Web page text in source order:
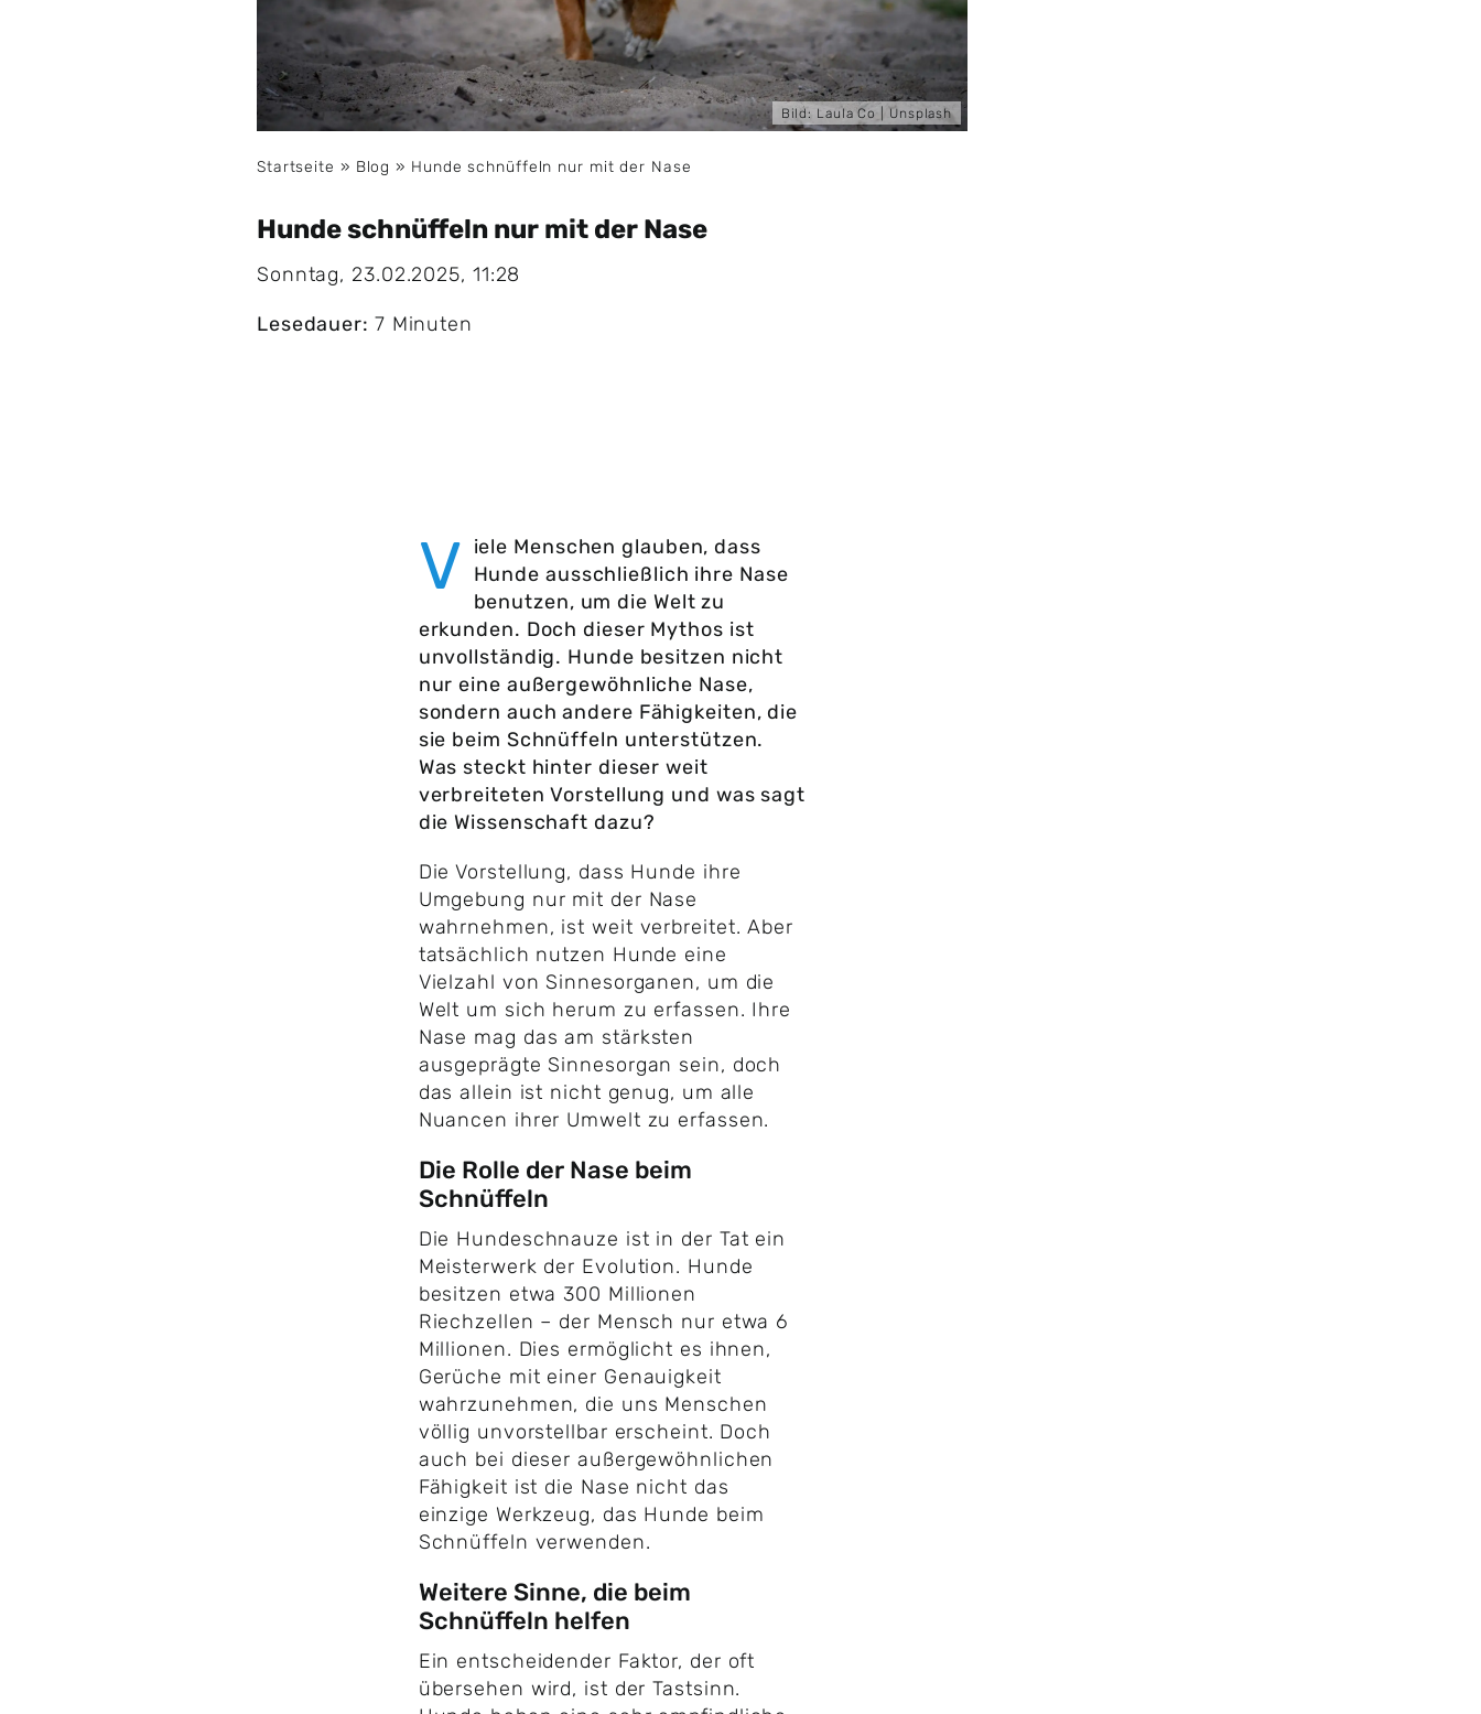
Bild: Laula Co | Unsplash
Startseite » Blog » Hunde schnüffeln nur mit der Nase
Hunde schnüffeln nur mit der Nase
Sonntag, 23.02.2025, 11:28
Lesedauer: 7 Minuten
V iele Menschen glauben, dass
Hunde ausschließlich ihre Nase
benutzen, um die Welt zu
erkunden. Doch dieser Mythos ist
unvollständig. Hunde besitzen nicht
nur eine außergewöhnliche Nase,
sondern auch andere Fähigkeiten, die
sie beim Schnüffeln unterstützen.
Was steckt hinter dieser weit
verbreiteten Vorstellung und was sagt
die Wissenschaft dazu?
Die Vorstellung, dass Hunde ihre
Umgebung nur mit der Nase
wahrnehmen, ist weit verbreitet. Aber
tatsächlich nutzen Hunde eine
Vielzahl von Sinnesorganen, um die
Welt um sich herum zu erfassen. Ihre
Nase mag das am stärksten
ausgeprägte Sinnesorgan sein, doch
das allein ist nicht genug, um alle
Nuancen ihrer Umwelt zu erfassen.
Die Rolle der Nase beim
Schnüffeln
Die Hundeschnauze ist in der Tat ein
Meisterwerk der Evolution. Hunde
besitzen etwa 300 Millionen
Riechzellen – der Mensch nur etwa 6
Millionen. Dies ermöglicht es ihnen,
Gerüche mit einer Genauigkeit
wahrzunehmen, die uns Menschen
völlig unvorstellbar erscheint. Doch
auch bei dieser außergewöhnlichen
Fähigkeit ist die Nase nicht das
einzige Werkzeug, das Hunde beim
Schnüffeln verwenden.
Weitere Sinne, die beim
Schnüffeln helfen
Ein entscheidender Faktor, der oft
übersehen wird, ist der Tastsinn.